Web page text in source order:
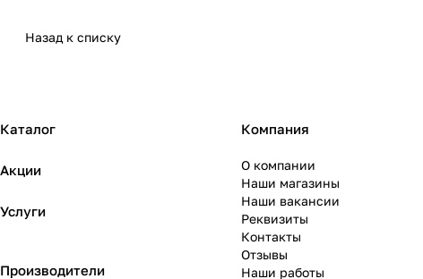
Назад к списку
Каталог
Акции
Услуги
Производители
Компания
О компании
Наши магазины
Наши вакансии
Реквизиты
Контакты
Отзывы
Наши работы